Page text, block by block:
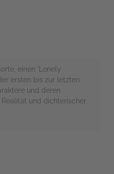
einen 'Lonely
ersten bis zur letzten
und deren
und dichterischer